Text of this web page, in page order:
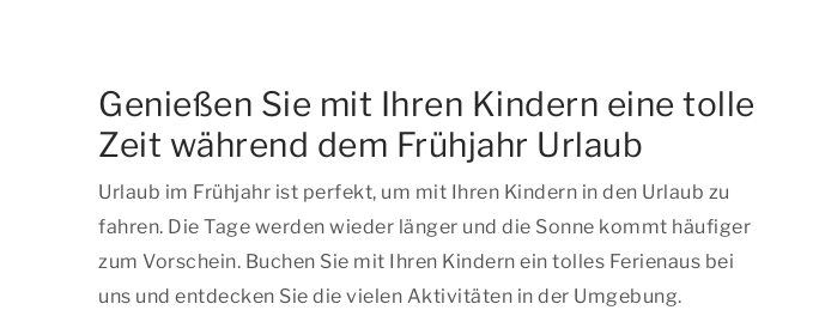
Genießen Sie mit Ihren Kindern eine tolle
Zeit während dem Frühjahr Urlaub
Urlaub im Frühjahr ist perfekt, um mit Ihren Kindern in den Urlaub zu
fahren. Die Tage werden wieder länger und die Sonne kommt häufiger
zum Vorschein. Buchen Sie mit Ihren Kindern ein tolles Ferienaus bei
uns und entdecken Sie die vielen Aktivitäten in der Umgebung.